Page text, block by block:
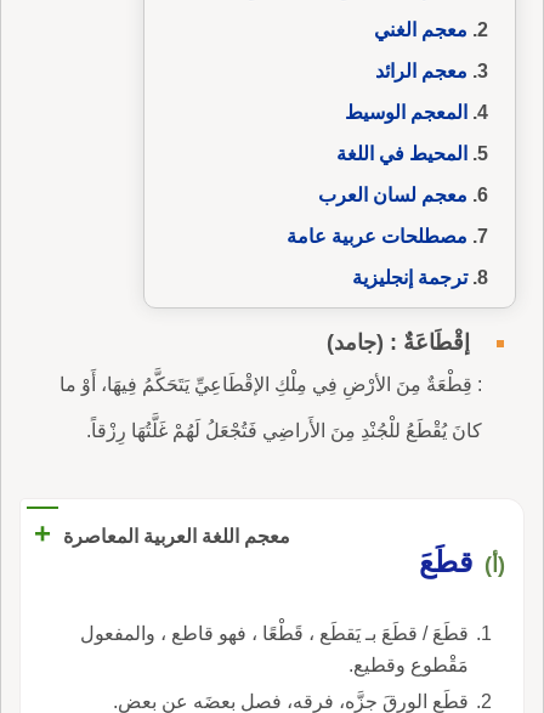
معجم الغني
معجم الرائد
المعجم الوسيط
المحيط في اللغة
معجم لسان العرب
مصطلحات عربية عامة
ترجمة إنجليزية
إقْطَاعَةٌ : (جامد)
: قِطْعَةٌ مِنَ الأرْضِ فِي مِلْكِ الإقْطَاعِيِّ يَتَحَكَّمُ فِيهَا، أَوْ ما
كانَ يُقْطَعُ للْجُنْدِ مِنَ الأَراضِي فَتُجْعَلُ لَهُمْ غَلَّتُهَا رِزْقاً.
معجم اللغة العربية المعاصرة +
(أ) قطَعَ
قطَعَ / قطَعَ بـ يَقطَع ، قَطْعًا ، فهو قاطع ، والمفعول
مَقْطوع وقطيع.
قطَع الورقَ جزَّه، فرقه، فصل بعضَه عن بعض.